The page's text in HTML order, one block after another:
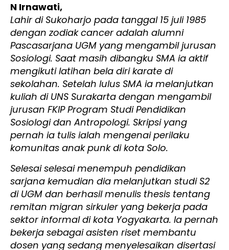
N Irnawati,
Lahir di Sukoharjo pada tanggal 15 juli 1985
dengan zodiak cancer adalah alumni
Pascasarjana UGM yang mengambil jurusan
Sosiologi. Saat masih dibangku SMA ia aktif
mengikuti latihan bela diri karate di
sekolahan. Setelah lulus SMA ia melanjutkan
kuliah di UNS Surakarta dengan mengambil
jurusan FKIP Program Studi Pendidikan
Sosiologi dan Antropologi. Skripsi yang
pernah ia tulis ialah mengenai perilaku
komunitas anak punk di kota Solo.
Selesai selesai menempuh pendidikan
sarjana kemudian dia melanjutkan studi S2
di UGM dan berhasil menulis thesis tentang
remitan migran sirkuler yang bekerja pada
sektor informal di kota Yogyakarta. Ia pernah
bekerja sebagai asisten riset membantu
dosen yang sedang menyelesaikan disertasi